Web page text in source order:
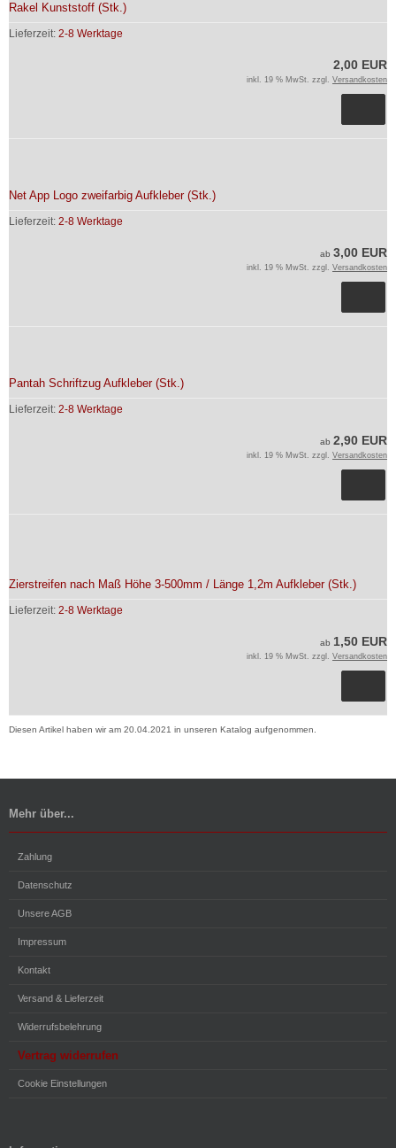
Rakel Kunststoff (Stk.)
Lieferzeit: 2-8 Werktage
2,00 EUR
inkl. 19 % MwSt. zzgl. Versandkosten
Net App Logo zweifarbig Aufkleber (Stk.)
Lieferzeit: 2-8 Werktage
ab 3,00 EUR
inkl. 19 % MwSt. zzgl. Versandkosten
Pantah Schriftzug Aufkleber (Stk.)
Lieferzeit: 2-8 Werktage
ab 2,90 EUR
inkl. 19 % MwSt. zzgl. Versandkosten
Zierstreifen nach Maß Höhe 3-500mm / Länge 1,2m Aufkleber (Stk.)
Lieferzeit: 2-8 Werktage
ab 1,50 EUR
inkl. 19 % MwSt. zzgl. Versandkosten
Diesen Artikel haben wir am 20.04.2021 in unseren Katalog aufgenommen.
Mehr über...
Zahlung
Datenschutz
Unsere AGB
Impressum
Kontakt
Versand & Lieferzeit
Widerrufsbelehrung
Vertrag widerrufen
Cookie Einstellungen